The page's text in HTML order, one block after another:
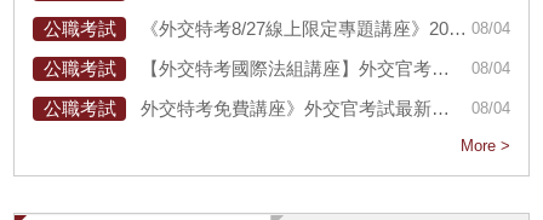
公職考試 《外交特考8/27線上限定專題講座》2026年考取夢幻高薪外交官，就聽這一場！ 08/04
公職考試 【外交特考國際法組講座】外交官考試考情分析、外特準備重點大解密！ 08/04
公職考試 外交特考免費講座》外交官考試最新資訊，上榜準備要領一次掌握，夢幻高薪外特工作就靠TKB百官網！ 08/04
More >